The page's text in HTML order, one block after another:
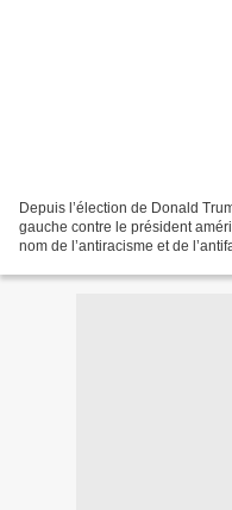
Depuis l’élection de Donald
gauche contre le président
nom de l’antiracisme et de